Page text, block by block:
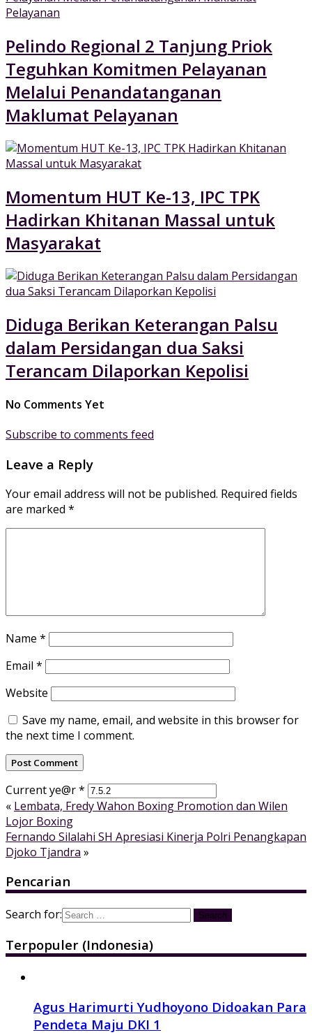
Pelindo Regional 2 Tanjung Priok
Teguhkan Komitmen Pelayanan
Melalui Penandatanganan
Maklumat Pelayanan
Momentum HUT Ke-13, IPC TPK
Hadirkan Khitanan Massal untuk
Masyarakat
Diduga Berikan Keterangan Palsu
dalam Persidangan dua Saksi
Terancam Dilaporkan Kepolisi
No Comments Yet
Subscribe to comments feed
Leave a Reply
Your email address will not be published. Required fields
are marked *
Name *
Email *
Website
Save my name, email, and website in this browser for
the next time I comment.
Current ye@r*
« Lembata, Fredy Wahon Boxing Promotion dan Wilen
Lojor Boxing
Fernando Silalahi SH Apresiasi Kinerja Polri Penangkapan
Djoko Tjandra »
Pencarian
Search for:
Terpopuler (Indonesia)
Agus Harimurti Yudhoyono Didoakan Para
Pendeta Maju DKI 1